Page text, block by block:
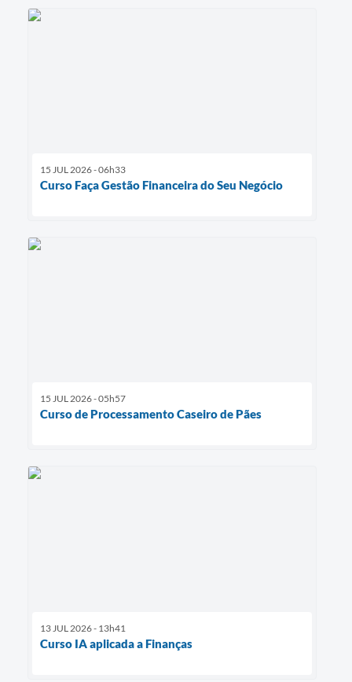
15 JUL 2026 - 06h33
Curso Faça Gestão Financeira do Seu Negócio
15 JUL 2026 - 05h57
Curso de Processamento Caseiro de Pães
13 JUL 2026 - 13h41
Curso IA aplicada a Finanças